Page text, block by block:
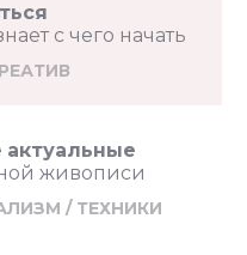
с чего начать
актуальные
живописи
/ ТЕХНИКИ